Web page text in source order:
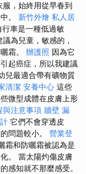
，始終用從早春到
。 新竹外燴 私人居
車是一種低過敏
為兒童，敏感的，
霜。 辦護照 因為它
起癌症，所以我建議
兒最適合帶有礦物質
清潔 安養中心 這些
微型成體在皮膚上形
與注意事項 牆壁 漏
它們不會穿透皮
問題較小。 營業登
霜和防曬霜被認為是
。 當太陽灼傷皮膚
感知就不那麼感受。